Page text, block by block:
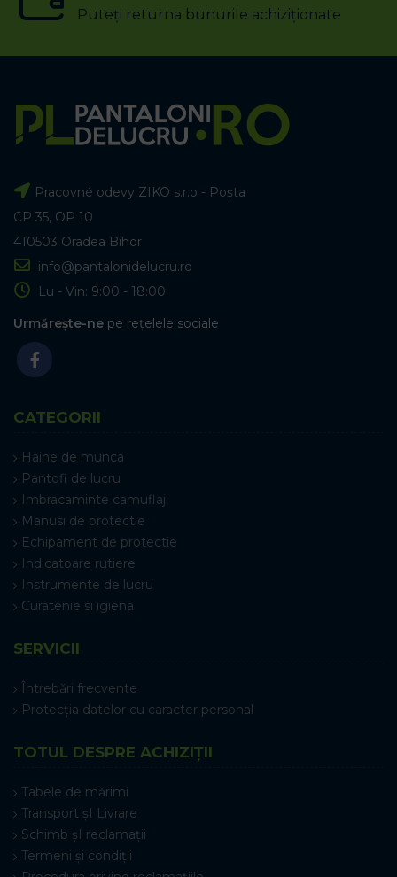
Puteți returna bunurile achiziționate
Pracovné odevy ZIKO s.r.o - Poșta
CP 35, OP 10
410503 Oradea Bihor
info@pantalonidelucru.ro
Lu - Vin: 9:00 - 18:00
Urmărește-ne pe rețelele sociale
CATEGORII
Haine de munca
Pantofi de lucru
Imbracaminte camuflaj
Manusi de protectie
Echipament de protectie
Indicatoare rutiere
Instrumente de lucru
Curatenie si igiena
SERVICII
Întrebări frecvente
Protecția datelor cu caracter personal
TOTUL DESPRE ACHIZIȚII
Tabele de mărimi
Transport șI Livrare
Schimb șI reclamații
Termeni și condiții